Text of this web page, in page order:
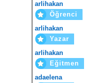
arlihakan
Öğrenci
arlihakan
Yazar
arlihakan
Eğitmen
adaelena